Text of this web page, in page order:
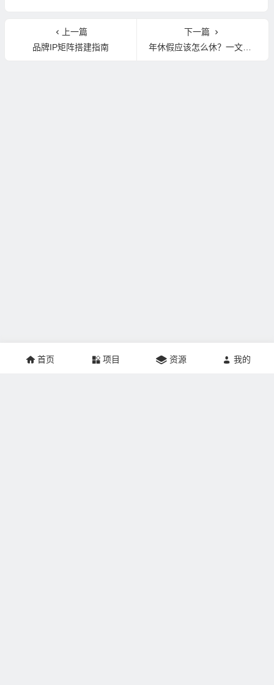
上一篇
品牌IP矩阵搭建指南
下一篇
年休假应该怎么休？一文读懂！
首页 项目 资源 我的